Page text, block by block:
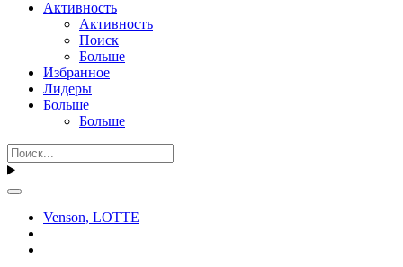
Активность
Активность
Поиск
Больше
Избранное
Лидеры
Больше
Больше
Venson, LOTTE